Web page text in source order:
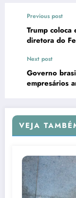
Previous post
Trump coloca
diretora do
Next post
Governo
empresários
VEJA